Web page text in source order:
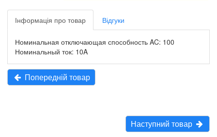
Інформація про товар Відгуки
Номинальная отключающая способность AC: 100
Номинальный ток: 10A
Попередній товар
Наступний товар